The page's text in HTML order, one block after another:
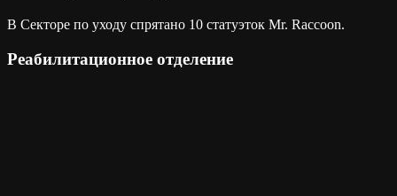
В Секторе по уходу спрятано 10 статуэток Mr. Raccoon.
Реабилитационное отделение